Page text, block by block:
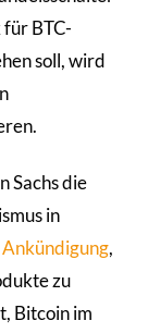
BTC-
soll, wird
Sachs die
in
Ankündigung,
zu
Bitcoin im